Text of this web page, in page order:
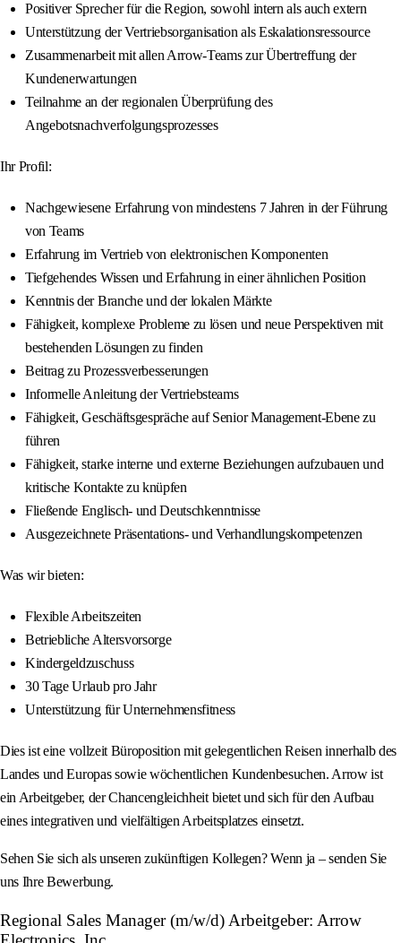
Positiver Sprecher für die Region, sowohl intern als auch extern
Unterstützung der Vertriebsorganisation als Eskalationsressource
Zusammenarbeit mit allen Arrow-Teams zur Übertreffung der
Kundenerwartungen
Teilnahme an der regionalen Überprüfung des
Angebotsnachverfolgungsprozesses
Ihr Profil:
Nachgewiesene Erfahrung von mindestens 7 Jahren in der Führung
von Teams
Erfahrung im Vertrieb von elektronischen Komponenten
Tiefgehendes Wissen und Erfahrung in einer ähnlichen Position
Kenntnis der Branche und der lokalen Märkte
Fähigkeit, komplexe Probleme zu lösen und neue Perspektiven mit
bestehenden Lösungen zu finden
Beitrag zu Prozessverbesserungen
Informelle Anleitung der Vertriebsteams
Fähigkeit, Geschäftsgespräche auf Senior Management-Ebene zu
führen
Fähigkeit, starke interne und externe Beziehungen aufzubauen und
kritische Kontakte zu knüpfen
Fließende Englisch- und Deutschkenntnisse
Ausgezeichnete Präsentations- und Verhandlungskompetenzen
Was wir bieten:
Flexible Arbeitszeiten
Betriebliche Altersvorsorge
Kindergeldzuschuss
30 Tage Urlaub pro Jahr
Unterstützung für Unternehmensfitness
Dies ist eine vollzeit Büroposition mit gelegentlichen Reisen innerhalb des
Landes und Europas sowie wöchentlichen Kundenbesuchen. Arrow ist
ein Arbeitgeber, der Chancengleichheit bietet und sich für den Aufbau
eines integrativen und vielfältigen Arbeitsplatzes einsetzt.
Sehen Sie sich als unseren zukünftigen Kollegen? Wenn ja – senden Sie
uns Ihre Bewerbung.
Regional Sales Manager (m/w/d) Arbeitgeber: Arrow